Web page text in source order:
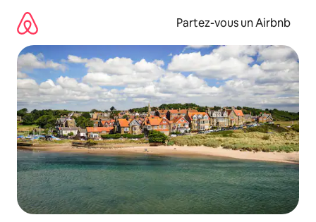
directement
contenu
Partez-vous un Airbnb